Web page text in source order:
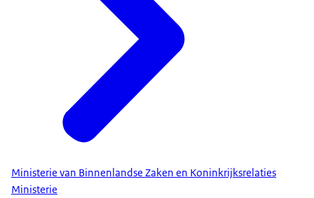
Ministerie van Binnenlandse Zaken en Koninkrijksrelaties
Ministerie